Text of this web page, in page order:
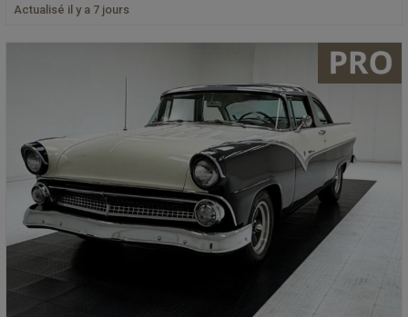
Actualisé il y a 7 jours